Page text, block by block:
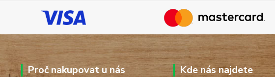
Proč nakupovat u nás Kde nás najdete